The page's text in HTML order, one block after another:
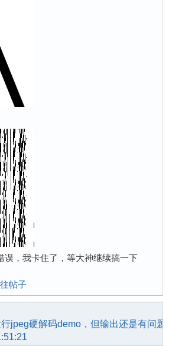
误，我卡住了，等大神继续搞一下
帖子
jpeg硬解码demo，但输出还是有问题